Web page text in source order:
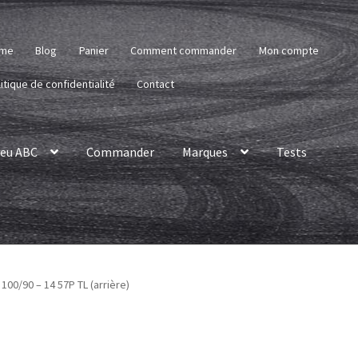
Blog Panier Comment commander Mon compte
de confidentialité Contact
ABC Commander Marques Tests
90 – 14 57P TL (arrière)